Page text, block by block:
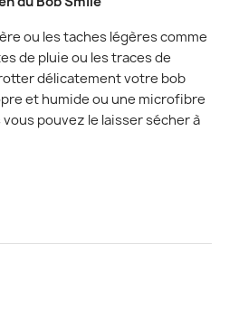
ou les taches légères comme
de pluie ou les traces de
délicatement votre bob
et humide ou une microfibre
pouvez le laisser sécher à